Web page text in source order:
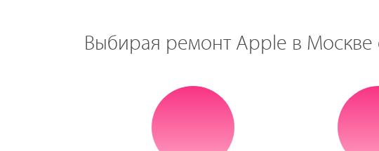
Выбирая ремонт Apple в Москве